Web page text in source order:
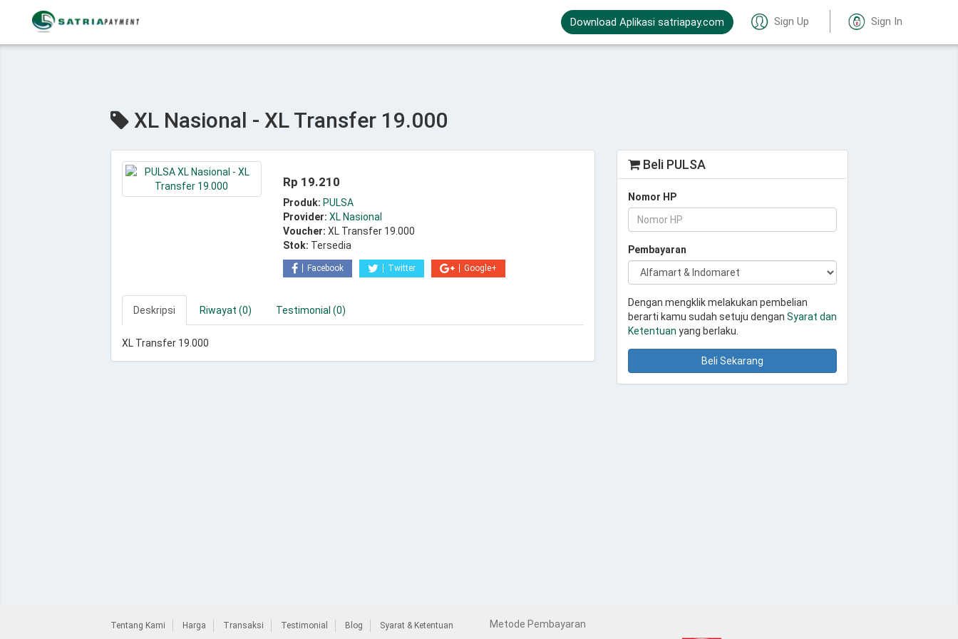
Download Aplikasi satriapay.com Sign Up Sign In
XL Nasional - XL Transfer 19.000
Rp 19.210
Produk: PULSA
Provider: XL Nasional
Voucher: XL Transfer 19.000
Stok: Tersedia
Facebook Twitter Google+
Deskripsi Riwayat (0) Testimonial (0)
XL Transfer 19.000
Beli PULSA
Nomor HP
Pembayaran
Dengan mengklik melakukan pembelian
berarti kamu sudah setuju dengan Syarat dan
Ketentuan yang berlaku.
Beli Sekarang
Tentang Kami Harga Transaksi Testimonial Blog Syarat & Ketentuan Metode Pembayaran